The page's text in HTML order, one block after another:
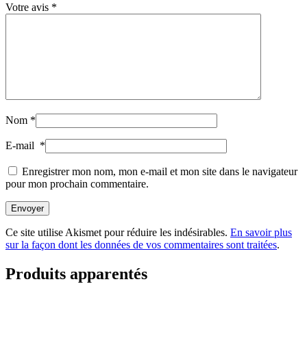
Votre avis *
Nom *
E-mail *
Enregistrer mon nom, mon e-mail et mon site dans le navigateur
pour mon prochain commentaire.
Envoyer
Ce site utilise Akismet pour réduire les indésirables. En savoir plus
sur la façon dont les données de vos commentaires sont traitées.
Produits apparentés